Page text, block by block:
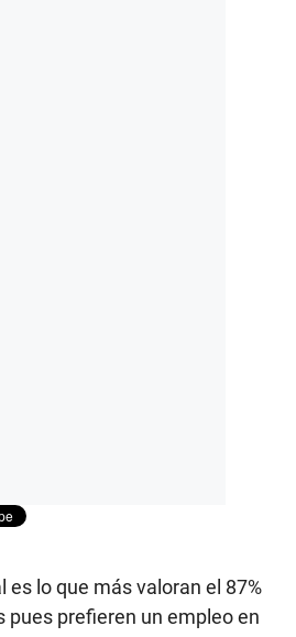
es lo que más valoran el 87%
pues prefieren un empleo en